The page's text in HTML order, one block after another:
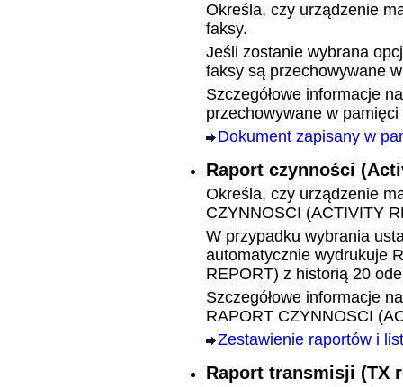
Określa, czy urządzenie
faksy.
Jeśli zostanie wybrana
faksy są przechowywane
Szczegółowe informacje
przechowywane w pamięci
Dokument zapisany w
Raport czynności
Określa, czy urządzenie
CZYNNOSCI (ACTIVITY
W przypadku wybrania
automatycznie wydrukuje
REPORT) z historią 20
Szczegółowe informacje
RAPORT CZYNNOSCI
Zestawienie raportów i list
Raport transmisji (TX